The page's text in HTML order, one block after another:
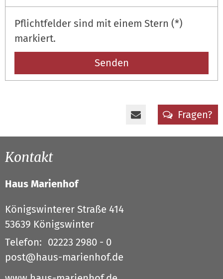
Pflichtfelder sind mit einem Stern (*)
markiert.
Fragen?
Kontakt
Haus Marienhof
Königswinterer Straße 414
53639 Königswinter
Telefon: 02223 2980 - 0
post@haus-marienhof.de